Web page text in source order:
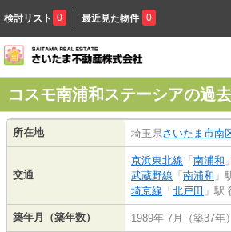
検討リスト 0 最近見た物件 0
コスモ南浦和ステーシアの過
所在地 埼玉県さいたま市南
交通
京浜東北線 「 南浦和
武蔵野線 「 南浦和 」
埼京線 「 北戸田 」駅
築年月（築年数） 1989年 7月（築37年）